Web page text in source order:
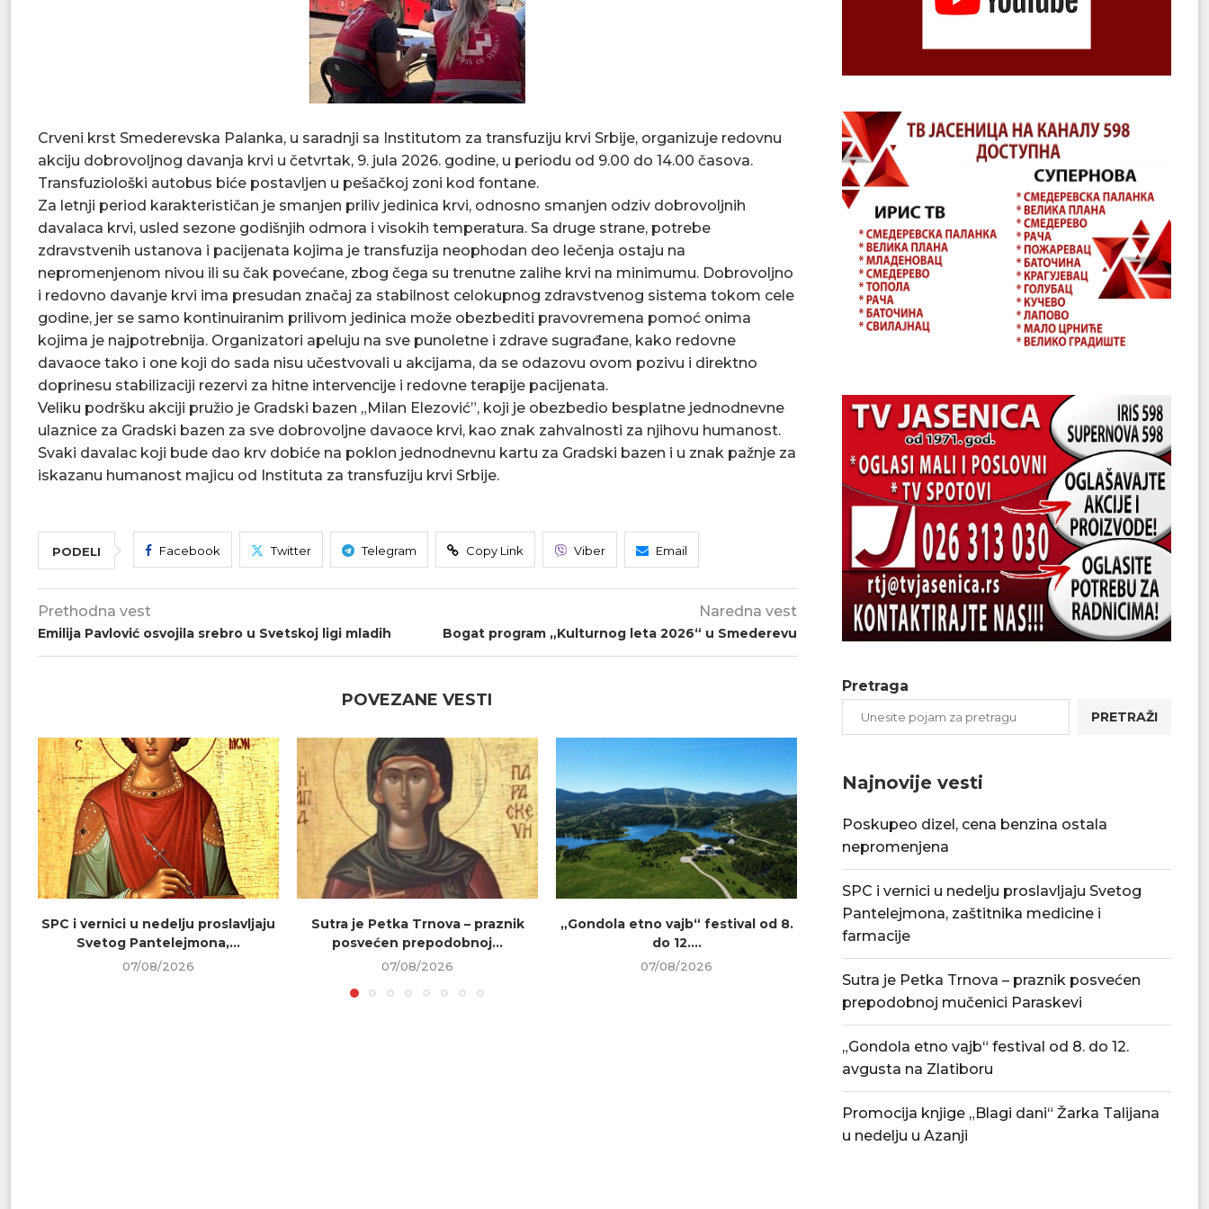
Crveni krst Smederevska Palanka, u saradnji sa Institutom za transfuziju krvi Srbije, organizuje redovnu
akciju dobrovoljnog davanja krvi u četvrtak, 9. jula 2026. godine, u periodu od 9.00 do 14.00 časova.
Transfuziološki autobus biće postavljen u pešačkoj zoni kod fontane.
Za letnji period karakterističan je smanjen priliv jedinica krvi, odnosno smanjen odziv dobrovoljnih
davalaca krvi, usled sezone godišnjih odmora i visokih temperatura. Sa druge strane, potrebe
zdravstvenih ustanova i pacijenata kojima je transfuzija neophodan deo lečenja ostaju na
nepromenjenom nivou ili su čak povećane, zbog čega su trenutne zalihe krvi na minimumu. Dobrovoljno
i redovno davanje krvi ima presudan značaj za stabilnost celokupnog zdravstvenog sistema tokom cele
godine, jer se samo kontinuiranim prilivom jedinica može obezbediti pravovremena pomoć onima
kojima je najpotrebnija. Organizatori apeluju na sve punoletne i zdrave sugrađane, kako redovne
davaoce tako i one koji do sada nisu učestvovali u akcijama, da se odazovu ovom pozivu i direktno
doprinesu stabilizaciji rezervi za hitne intervencije i redovne terapije pacijenata.
Veliku podršku akciji pružio je Gradski bazen „Milan Elezović”, koji je obezbedio besplatne jednodnevne
ulaznice za Gradski bazen za sve dobrovoljne davaoce krvi, kao znak zahvalnosti za njihovu humanost.
Svaki davalac koji bude dao krv dobiće na poklon jednodnevnu kartu za Gradski bazen i u znak pažnje za
iskazanu humanost majicu od Instituta za transfuziju krvi Srbije.
PODELI Facebook Twitter Telegram Copy Link Viber Email
Prethodna vest
Emilija Pavlović osvojila srebro u Svetskoj ligi mladih
Naredna vest
Bogat program „Kulturnog leta 2026“ u Smederevu
POVEZANE VESTI
SPC i vernici u nedelju proslavljaju
Svetog Pantelejmona,...
07/08/2026
Sutra je Petka Trnova – praznik
posvećen prepodobnoj...
07/08/2026
„Gondola etno vajb“ festival od 8.
do 12....
07/08/2026
Promocija knjige „Blagi dani“ Žarka
Talijana u nedelju...
Tradicionalna
Pretraga
PRETRAŽI
Najnovije vesti
Poskupeo dizel, cena benzina ostala
nepromenjena
SPC i vernici u nedelju proslavljaju Svetog
Pantelejmona, zaštitnika medicine i
farmacije
Sutra je Petka Trnova – praznik posvećen
prepodobnoj mučenici Paraskevi
„Gondola etno vajb“ festival od 8. do 12.
avgusta na Zlatiboru
Promocija knjige „Blagi dani“ Žarka Talijana
u nedelju u Azanji